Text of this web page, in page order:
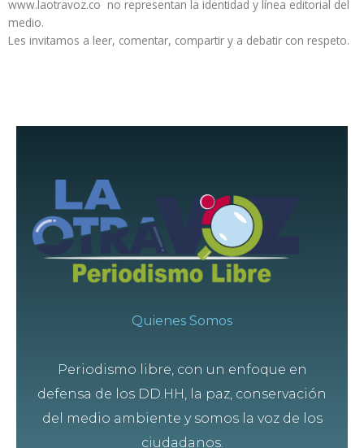
www.laotravoz.co no representan la identidad y línea editorial del
medio.
Les invitamos a leer, comentar, compartir y a debatir con respeto.
Quienes Somos
Periodismo libre, con un enfoque en
defensa de los DD.HH, la paz, conservación
del medio ambiente y somos la voz de los
ciudadanos.